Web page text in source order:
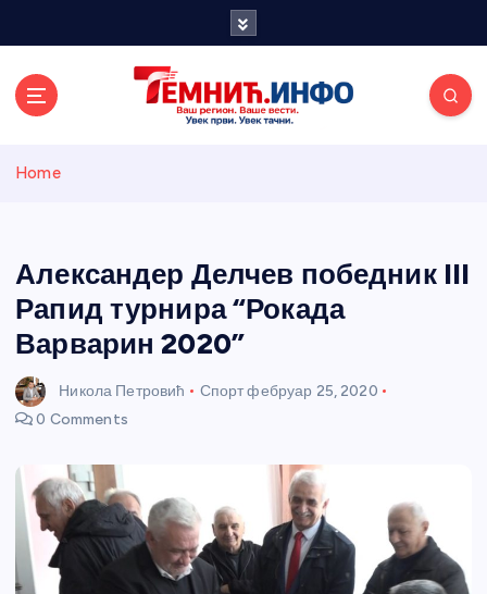
и портал
Home
Александер Делчев победник III
Рапид турнира “Рокада
Варварин 2020”
Никола Петровић Спорт фебруар 25, 2020
0 Comments